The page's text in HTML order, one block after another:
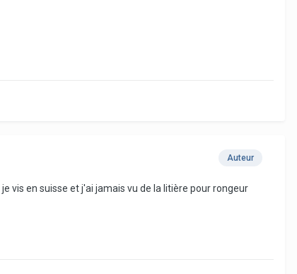
Auteur
vis en suisse et j'ai jamais vu de la litière pour rongeur